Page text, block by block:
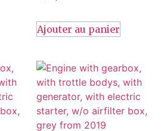
Ajouter au panier